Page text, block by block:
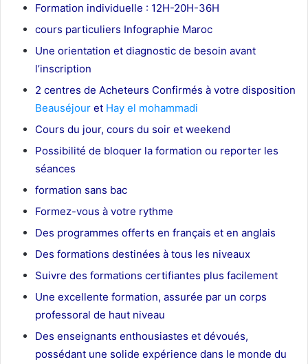
Formation individuelle : 12H-20H-36H
cours particuliers Infographie Maroc
Une orientation et diagnostic de besoin avant
l’inscription
2 centres de Acheteurs Confirmés à votre disposition
Beauséjour et Hay el mohammadi
Cours du jour, cours du soir et weekend
Possibilité de bloquer la formation ou reporter les
séances
formation sans bac
Formez-vous à votre rythme
Des programmes offerts en français et en anglais
Des formations destinées à tous les niveaux
Suivre des formations certifiantes plus facilement
Une excellente formation, assurée par un corps
professoral de haut niveau
Des enseignants enthousiastes et dévoués,
possédant une solide expérience dans le monde du